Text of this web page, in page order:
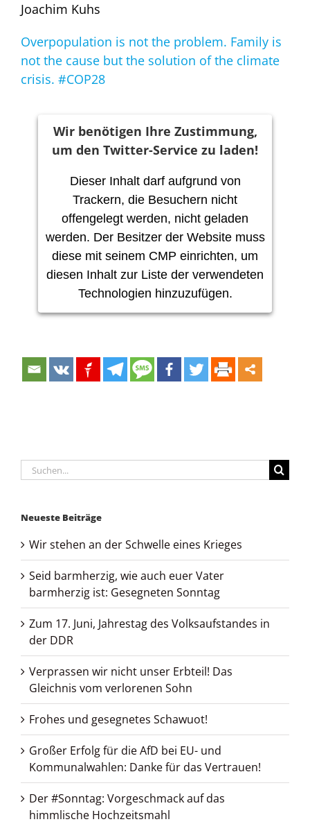
Joachim Kuhs
Overpopulation is not the problem. Family is
not the cause but the solution of the climate
crisis. #COP28
Wir benötigen Ihre Zustimmung,
um den Twitter-Service zu laden!
Dieser Inhalt darf aufgrund von
Trackern, die Besuchern nicht
offengelegt werden, nicht geladen
werden. Der Besitzer der Website muss
diese mit seinem CMP einrichten, um
diesen Inhalt zur Liste der verwendeten
Technologien hinzuzufügen.
Suche
nach:
Neueste Beiträge
Wir stehen an der Schwelle eines Krieges
Seid barmherzig, wie auch euer Vater
barmherzig ist: Gesegneten Sonntag
Zum 17. Juni, Jahrestag des Volksaufstandes in
der DDR
Verprassen wir nicht unser Erbteil! Das
Gleichnis vom verlorenen Sohn
Frohes und gesegnetes Schawuot!
Großer Erfolg für die AfD bei EU- und
Kommunalwahlen: Danke für das Vertrauen!
Der #Sonntag: Vorgeschmack auf das
himmlische Hochzeitsmahl